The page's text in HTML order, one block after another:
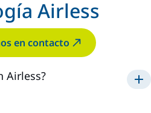
Airless
en contacto
Airless?